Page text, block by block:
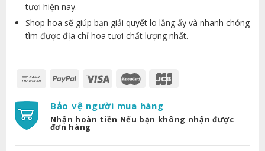
tươi hiện nay.
Shop hoa sẽ giúp bạn giải quyết lo lắng ấy và nhanh chóng
tìm được địa chỉ hoa tươi chất lượng nhất.
Bảo vệ người mua hàng
Nhận hoàn tiền Nếu bạn không nhận được
đơn hàng